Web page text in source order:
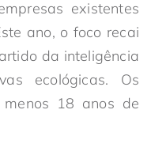
existentes
ano, o foco recai
da inteligência
ecológicas. Os
18 anos de